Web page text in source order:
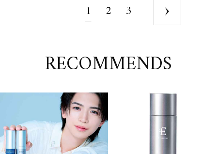
1 2 3
RECOMMENDS